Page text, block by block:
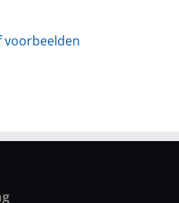
voorbeelden